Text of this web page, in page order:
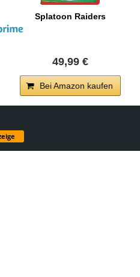
Splatoon Raiders
49,99 €
Bei Amazon kaufen